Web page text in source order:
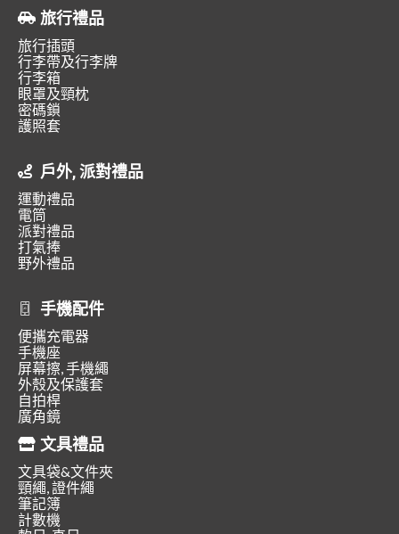
旅行禮品
旅行插頭
行李帶及行李牌
行李箱
眼罩及頸枕
密碼鎖
護照套
戶外, 派對禮品
運動禮品
電筒
派對禮品
打氣捧
野外禮品
手機配件
便攜充電器
手機座
屏幕擦, 手機繩
外殼及保護套
自拍桿
廣角鏡
文具禮品
文具袋&文件夾
頸繩, 證件繩
筆記簿
計數機